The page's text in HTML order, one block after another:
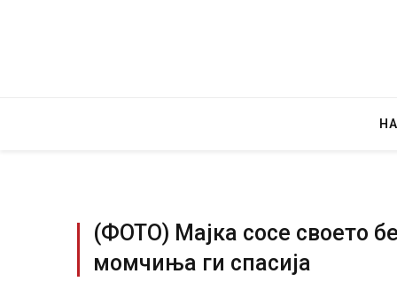
(ФОТО) Мајка сосе своето
момчиња ги спасија
Уште двајца починаа од повредите во